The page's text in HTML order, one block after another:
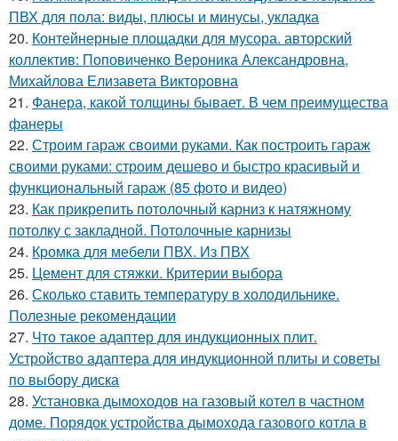
ПВХ для пола: виды, плюсы и минусы, укладка
20. Контейнерные площадки для мусора. авторский
коллектив: Поповиченко Вероника Александровна,
Михайлова Елизавета Викторовна
21. Фанера, какой толщины бывает. В чем преимущества
фанеры
22. Строим гараж своими руками. Как построить гараж
своими руками: строим дешево и быстро красивый и
функциональный гараж (85 фото и видео)
23. Как прикрепить потолочный карниз к натяжному
потолку с закладной. Потолочные карнизы
24. Кромка для мебели ПВХ. Из ПВХ
25. Цемент для стяжки. Критерии выбора
26. Сколько ставить температуру в холодильнике.
Полезные рекомендации
27. Что такое адаптер для индукционных плит.
Устройство адаптера для индукционной плиты и советы
по выбору диска
28. Установка дымоходов на газовый котел в частном
доме. Порядок устройства дымохода газового котла в